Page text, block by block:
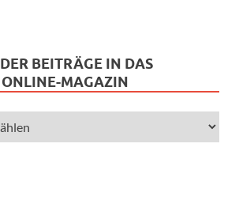
BEITRÄGE IN DAS
ONLINE-MAGAZIN